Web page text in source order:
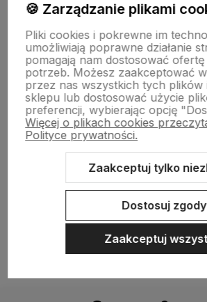
Płatności i dostawa
Informacje
O nas
Sklep internetowy Shoper.pl Szablon
🍪 Zarządzanie plikami
Pliki cookies i pokrewne im
umożliwiają poprawne działanie
pomagają nam dostosować
potrzeb. Możesz zaakceptować
przez nas wszystkich tych plików
sklepu lub dostosować użycie
preferencji, wybierając opcję
Więcej o plikach cookies
Polityce prywatności.
Zaakceptuj tylko
Dostosuj zgody
Zaakceptuj